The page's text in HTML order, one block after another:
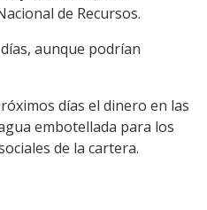
de Recursos.
aunque podrían
días el dinero en las
embotellada para los
de la cartera.